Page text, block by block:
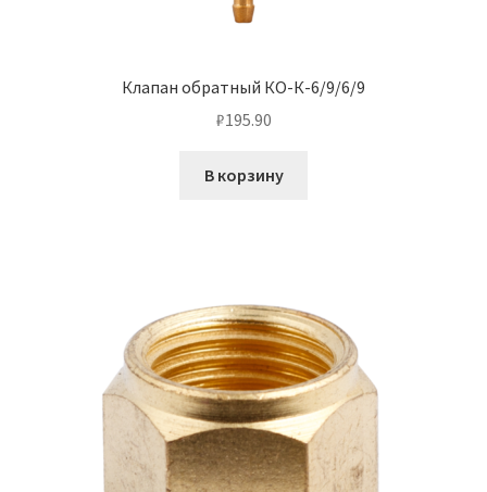
Клапан обратный КО-К-6/9/6/9
₽195.90
В корзину